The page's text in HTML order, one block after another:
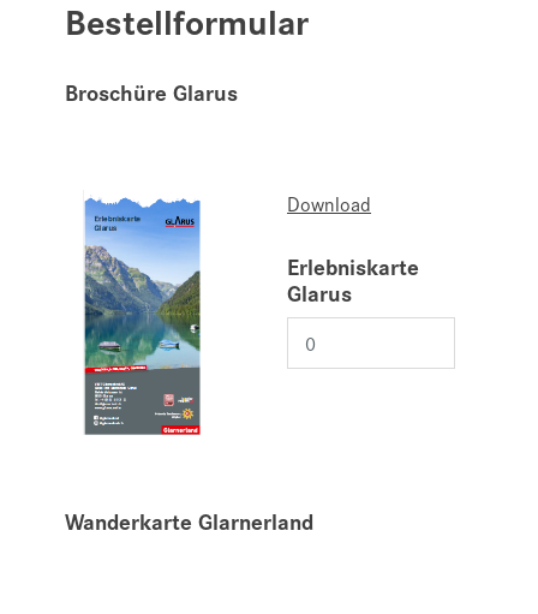
Bestellformular
Broschüre Glarus
Download
Erlebniskarte
Glarus
Wanderkarte Glarnerland